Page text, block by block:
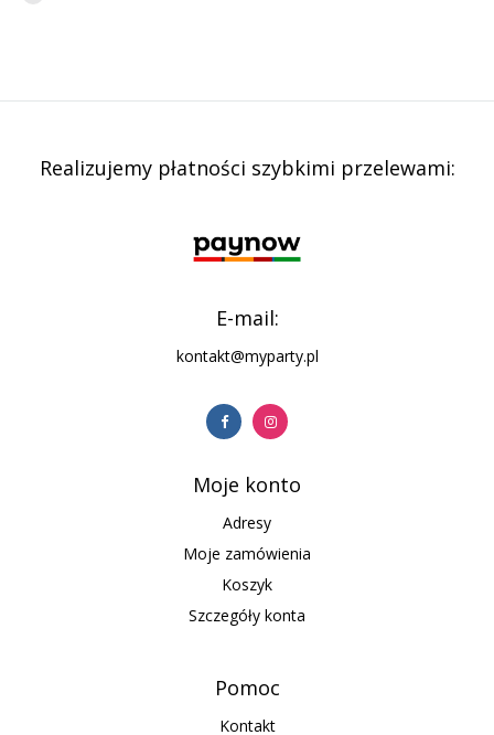
Realizujemy płatności szybkimi przelewami:
E-mail:
kontakt@myparty.pl
Moje konto
Adresy
Moje zamówienia
Koszyk
Szczegóły konta
Pomoc
Kontakt